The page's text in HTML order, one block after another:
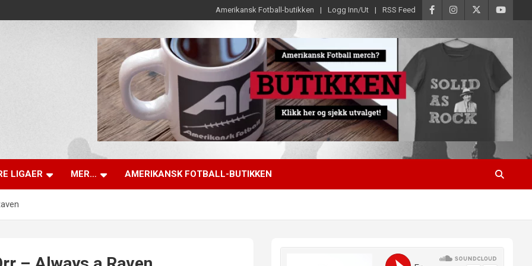
Amerikansk Fotball-butikken Logg Inn/Ut RSS Feed
LIGAER MER… AMERIKANSK FOTBALL-BUTIKKEN